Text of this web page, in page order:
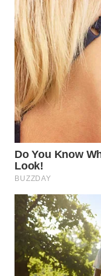
WN
BEKASI
WN
BOGOR
WN
DEPOK
WN
TAPANULI
UTARA
WN
SAMOSIR
WN
PADANG